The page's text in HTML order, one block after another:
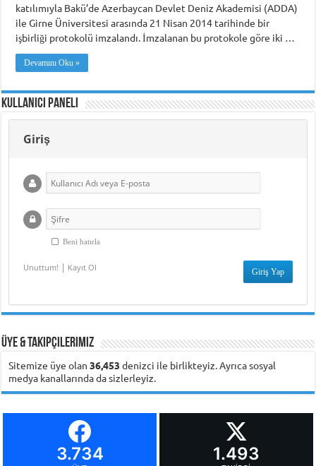
katılımıyla Bakü’de Azerbaycan Devlet Deniz Akademisi (ADDA)
ile Girne Üniversitesi arasında 21 Nisan 2014 tarihinde bir
işbirliği protokolü imzalandı. İmzalanan bu protokole göre iki …
Devamını Oku »
Kullanıcı Paneli
Giriş
Beni hatırla
Unuttum! | Kayıt Ol
Üye & Takipçilerimiz
Sitemize üye olan36,453 denizci ile birlikteyiz. Ayrıca sosyal
medya kanallarında da sizlerleyiz.
3.734 1.493